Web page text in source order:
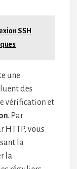
SSH
une
des
vérification et
. Par
HTTP, vous
la
la